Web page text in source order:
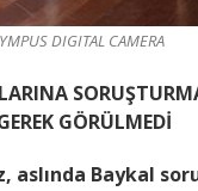
DIGITAL CAMERA
GÖRÜLMEDİ
aslında Baykal